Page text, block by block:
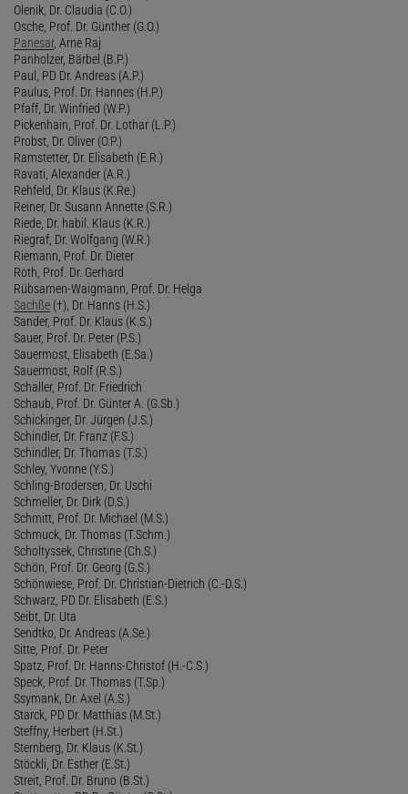
Olenik, Dr. Claudia (C.O.)
Osche, Prof. Dr. Günther (G.O.)
Panesar, Arne Raj
Panholzer, Bärbel (B.P.)
Paul, PD Dr. Andreas (A.P.)
Paulus, Prof. Dr. Hannes (H.P.)
Pfaff, Dr. Winfried (W.P.)
Pickenhain, Prof. Dr. Lothar (L.P.)
Probst, Dr. Oliver (O.P.)
Ramstetter, Dr. Elisabeth (E.R.)
Ravati, Alexander (A.R.)
Rehfeld, Dr. Klaus (K.Re.)
Reiner, Dr. Susann Annette (S.R.)
Riede, Dr. habil. Klaus (K.R.)
Riegraf, Dr. Wolfgang (W.R.)
Riemann, Prof. Dr. Dieter
Roth, Prof. Dr. Gerhard
Rübsamen-Waigmann, Prof. Dr. Helga
Sachße (†), Dr. Hanns (H.S.)
Sander, Prof. Dr. Klaus (K.S.)
Sauer, Prof. Dr. Peter (P.S.)
Sauermost, Elisabeth (E.Sa.)
Sauermost, Rolf (R.S.)
Schaller, Prof. Dr. Friedrich
Schaub, Prof. Dr. Günter A. (G.Sb.)
Schickinger, Dr. Jürgen (J.S.)
Schindler, Dr. Franz (F.S.)
Schindler, Dr. Thomas (T.S.)
Schley, Yvonne (Y.S.)
Schling-Brodersen, Dr. Uschi
Schmeller, Dr. Dirk (D.S.)
Schmitt, Prof. Dr. Michael (M.S.)
Schmuck, Dr. Thomas (T.Schm.)
Scholtyssek, Christine (Ch.S.)
Schön, Prof. Dr. Georg (G.S.)
Schönwiese, Prof. Dr. Christian-Dietrich (C.-D.S.)
Schwarz, PD Dr. Elisabeth (E.S.)
Seibt, Dr. Uta
Sendtko, Dr. Andreas (A.Se.)
Sitte, Prof. Dr. Peter
Spatz, Prof. Dr. Hanns-Christof (H.-C.S.)
Speck, Prof. Dr. Thomas (T.Sp.)
Ssymank, Dr. Axel (A.S.)
Starck, PD Dr. Matthias (M.St.)
Steffny, Herbert (H.St.)
Sternberg, Dr. Klaus (K.St.)
Stöckli, Dr. Esther (E.St.)
Streit, Prof. Dr. Bruno (B.St.)